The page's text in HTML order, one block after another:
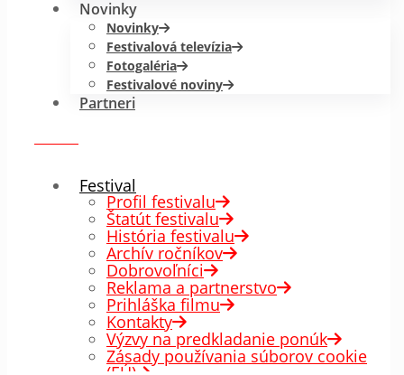
Novinky
Novinky
Festivalová televízia
Fotogaléria
Festivalové noviny
Partneri
Festival
Profil festivalu
Štatút festivalu
História festivalu
Archív ročníkov
Dobrovoľníci
Reklama a partnerstvo
Prihláška filmu
Kontakty
Výzvy na predkladanie ponúk
Zásady používania súborov cookie